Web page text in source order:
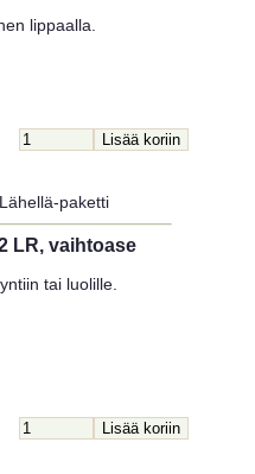
lippaalla.
paketti
LR, vaihtoase
tai luolille.